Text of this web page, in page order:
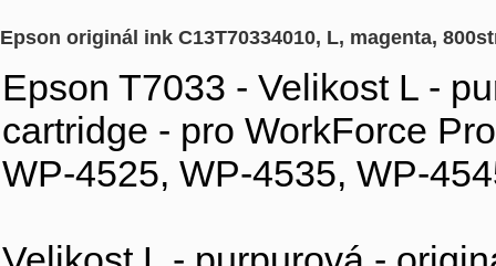
Epson originál ink C13T70334010, L, magenta,
Epson T7033 - Velikost L -
cartridge - pro WorkForce
WP-4525, WP-4535, WP-